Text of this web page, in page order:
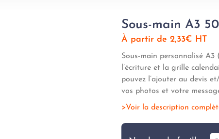
Sous-main A3
À partir de2,33€ HT
Sous-main personnalisé
l’écriture et la grille
pouvez l’ajouter au devis
vos photos et votre
Voir la description